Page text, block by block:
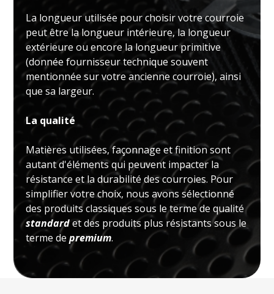
La longueur utilisée pour choisir votre courroie
peut être la longueur intérieure, la longueur
extérieure ou encore la longueur primitive
(donnée fournisseur technique souvent
mentionnée sur votre ancienne courroie), ainsi
que sa largeur.
La qualité
Matières utilisées, façonnage et finition sont
autant d'éléments qui peuvent impacter la
résistance et la durabilité des courroies. Pour
simplifier votre choix, nous avons sélectionné
des produits classiques sous le terme de qualité
standardet des produits plus résistants sous le
terme depremium.